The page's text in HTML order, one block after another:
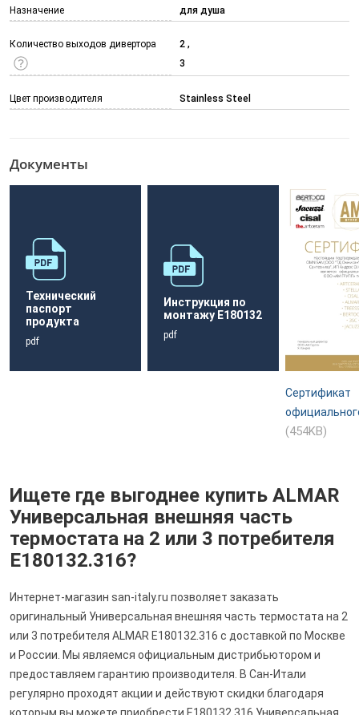
Назначение для душа
Количество выходов дивертора
2
3
Цвет производителя Stainless Steel
Документы
Технический
паспорт
продукта
pdf
Инструкция по
монтажу E180132
pdf
Сертификат
(454KB)
Ищете где выгоднее купить ALMAR
Универсальная внешняя часть
термостата на 2 или 3 потребителя
E180132.316?
Интернет-магазин san-italy.ru позволяет заказать
оригинальный Универсальная внешняя часть термостата на 2
или 3 потребителя ALMAR E180132.316 с доставкой по Москве
и России. Мы являемся официальным дистрибьютором и
предоставляем гарантию производителя. В Сан-Итали
регулярно проходят акции и действуют скидки благодаря